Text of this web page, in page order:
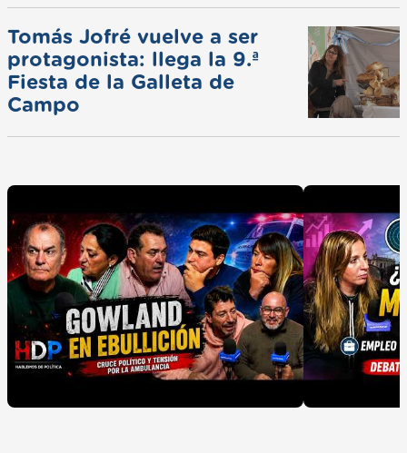
Tomás Jofré vuelve a ser
protagonista: llega la 9.ª
Fiesta de la Galleta de
Campo